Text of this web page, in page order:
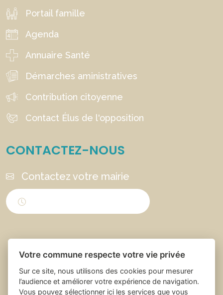
Portail famille
Agenda
Annuaire Santé
Démarches aministratives
Contribution citoyenne
Contact Élus de l'opposition
CONTACTEZ-NOUS
Contactez votre mairie
Votre commune respecte votre vie privée
Sur ce site, nous utilisons des cookies pour mesurer
l’audience et améliorer votre expérience de navigation.
Vous pouvez sélectionner ici les services que vous